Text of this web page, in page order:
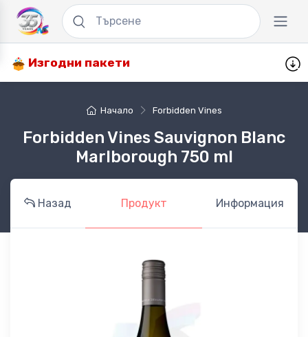
Изгодни пакети
Начало Forbidden Vines
Forbidden Vines Sauvignon Blanc
Marlborough 750 ml
Назад Продукт Информация